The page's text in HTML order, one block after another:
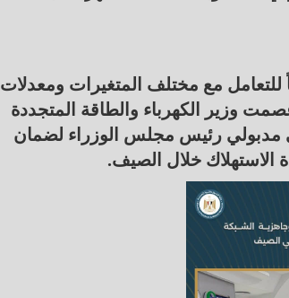
للتعامل مع مختلف المتغيرات ومعدلات
وزير الكهرباء والطاقة المتجددة
مدبولي رئيس مجلس الوزراء لضمان
خلال الصيف.